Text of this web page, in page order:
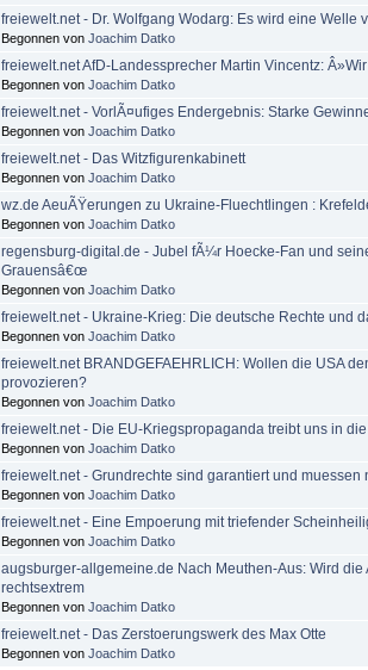
freiewelt.net - Dr. Wolfgang Wodarg: Es wird eine Welle
Begonnen von Joachim Datko
freiewelt.net AfD-Landessprecher Martin Vincentz:
Begonnen von Joachim Datko
freiewelt.net - VorlÃ¤ufiges Endergebnis: Starke
Begonnen von Joachim Datko
freiewelt.net - Das Witzfigurenkabinett
Begonnen von Joachim Datko
wz.de AeuÃŸerungen zu Ukraine-Fluechtlingen :
Begonnen von Joachim Datko
regensburg-digital.de - Jubel fÃ¼r Hoecke-Fan und
Grauensâ€œ
Begonnen von Joachim Datko
freiewelt.net - Ukraine-Krieg: Die deutsche Rechte und
Begonnen von Joachim Datko
freiewelt.net BRANDGEFAEHRLICH: Wollen die USA
provozieren?
Begonnen von Joachim Datko
freiewelt.net - Die EU-Kriegspropaganda treibt uns in
Begonnen von Joachim Datko
freiewelt.net - Grundrechte sind garantiert und muessen
Begonnen von Joachim Datko
freiewelt.net - Eine Empoerung mit triefender
Begonnen von Joachim Datko
augsburger-allgemeine.de Nach Meuthen-Aus: Wird die
rechtsextrem
Begonnen von Joachim Datko
freiewelt.net - Das Zerstoerungswerk des Max Otte
Begonnen von Joachim Datko